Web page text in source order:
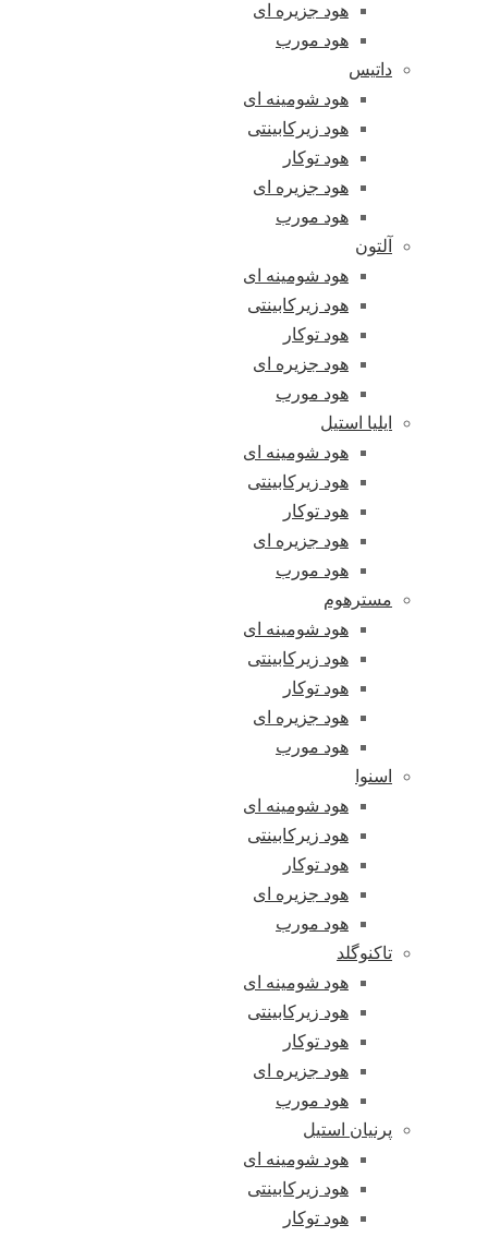
هود جزیره ای
هود مورب
داتیس
هود شومینه ای
هود زیرکابینتی
هود توکار
هود جزیره ای
هود مورب
آلتون
هود شومینه ای
هود زیرکابینتی
هود توکار
هود جزیره ای
هود مورب
ایلیا استیل
هود شومینه ای
هود زیرکابینتی
هود توکار
هود جزیره ای
هود مورب
مسترهوم
هود شومینه ای
هود زیرکابینتی
هود توکار
هود جزیره ای
هود مورب
اسنوا
هود شومینه ای
هود زیرکابینتی
هود توکار
هود جزیره ای
هود مورب
تاکنوگلد
هود شومینه ای
هود زیرکابینتی
هود توکار
هود جزیره ای
هود مورب
پرنیان استیل
هود شومینه ای
هود زیرکابینتی
هود توکار